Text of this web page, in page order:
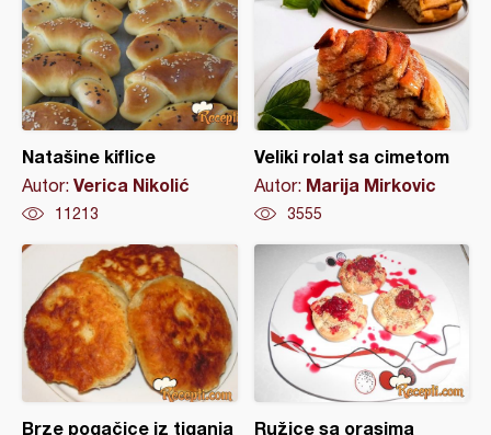
Natašine kiflice
Autor: Verica Nikolić
11213
Veliki rolat sa cimetom
Autor: Marija Mirkovic
3555
Brze pogačice iz tiganja Ružice sa orasima